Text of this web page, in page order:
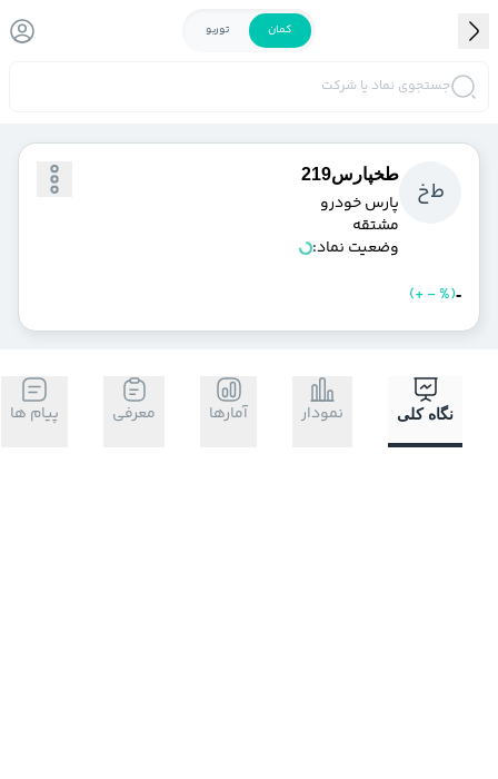
کمان توربو
جستجوی نماد یا شرکت
طخ
طخپارس219
پارس خودرو
مشتقه
وضعیت نماد:
-
(+-%)
نگاه کلی نمودار آمارها معرفی پیام ها